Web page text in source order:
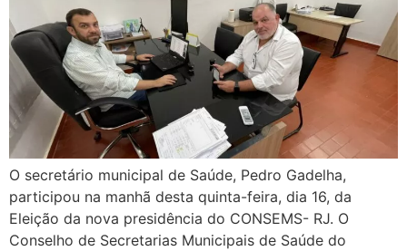
O secretário municipal de Saúde, Pedro Gadelha,
participou na manhã desta quinta-feira, dia 16, da
Eleição da nova presidência do CONSEMS- RJ. O
Conselho de Secretarias Municipais de Saúde do